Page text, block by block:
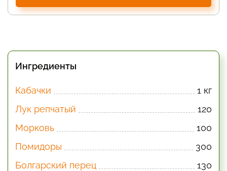
Ингредиенты
Кабачки
1 кг
Лук репчатый
120
Морковь
100
Помидоры
300
Болгарский перец
130